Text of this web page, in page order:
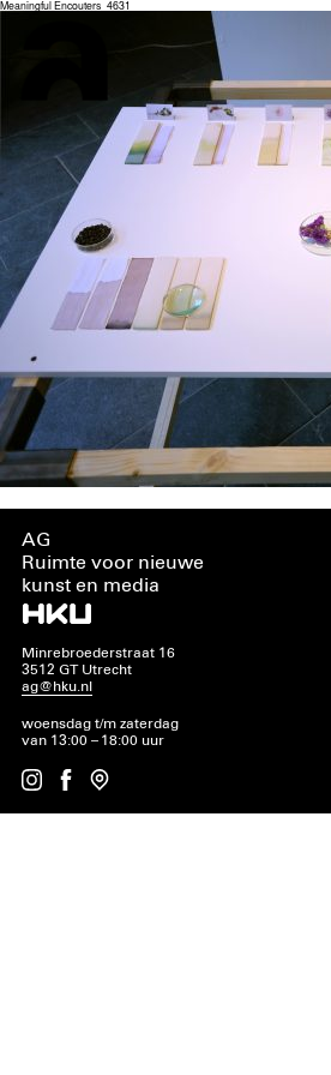
Meaningful Encouters_4631
AG
Ruimte voor nieuwe
kunst en media
Minrebroederstraat 16
3512 GT Utrecht
ag@hku.nl
woensdag t/m zaterdag
van 13:00 – 18:00 uur